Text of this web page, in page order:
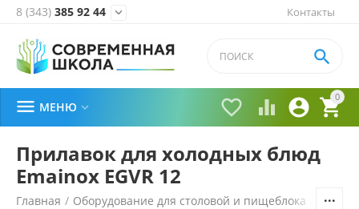
Контакты
8 (343) 385 92 44 
0


 

 МЕНЮ 
Прилавок для холодных блюд
Emainox EGVR 12
Главная / Оборудование для столовой и пищеблока